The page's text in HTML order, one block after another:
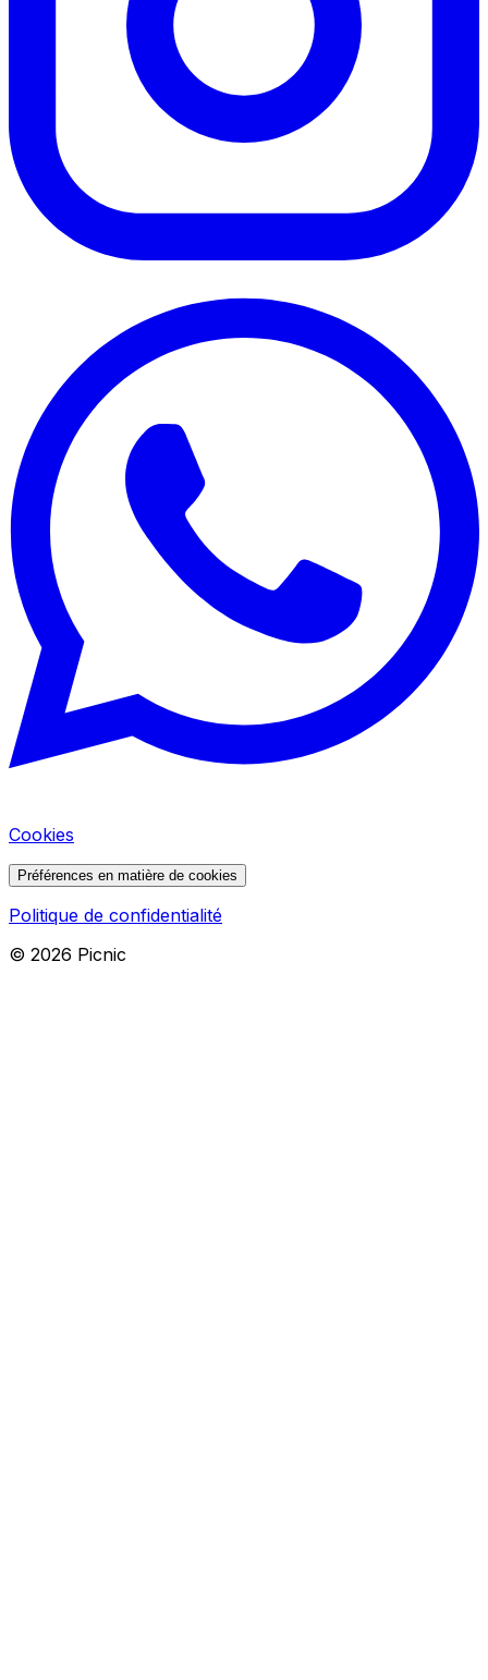
Cookies
Préférences en matière de cookies
Politique de confidentialité
© 2026 Picnic